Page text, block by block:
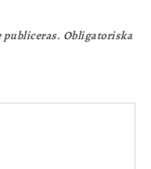
publiceras. Obligatoriska